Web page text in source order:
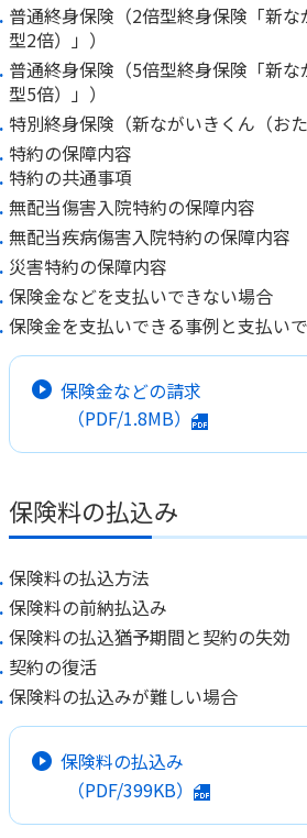
普通終身保険（2倍型終身保険「新
型2倍）」）
普通終身保険（5倍型終身保険「新
型5倍）」）
特別終身保険（新ながいきくん（おた
特約の保障内容
特約の共通事項
無配当傷害入院特約の保障内容
無配当疾病傷害入院特約の保障内容
災害特約の保障内容
保険金などを支払いできない場合
保険金を支払いできる事例と支払い
保険金などの請求
（PDF/1.8MB）
保険料の払込み
保険料の払込方法
保険料の前納払込み
保険料の払込猶予期間と契約の失効
契約の復活
保険料の払込みが難しい場合
保険料の払込み
（PDF/399KB）